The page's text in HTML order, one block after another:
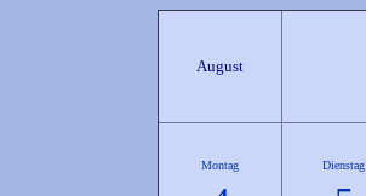
August
Montag Dienstag